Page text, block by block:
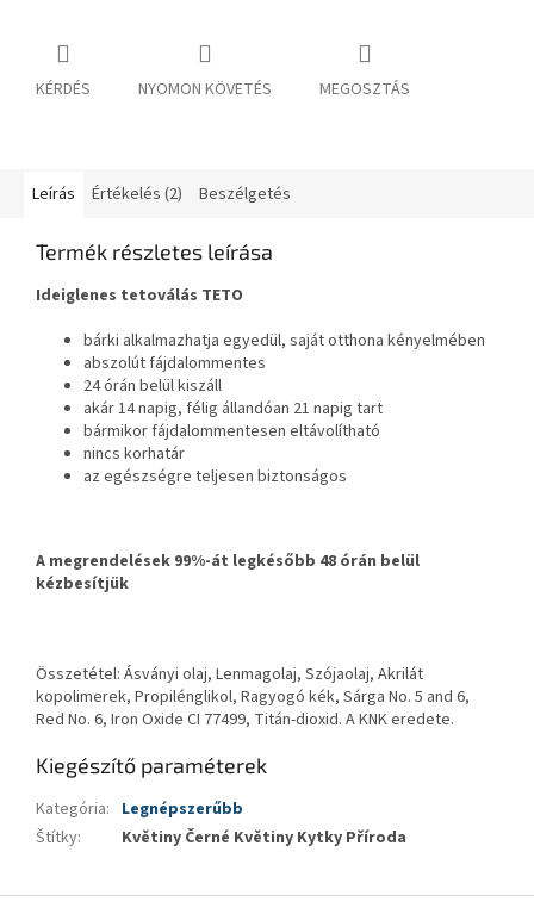
KÉRDÉS NYOMON KÖVETÉS MEGOSZTÁS
Leírás Értékelés (2) Beszélgetés
Termék részletes leírása
Ideiglenes tetoválás TETO
bárki alkalmazhatja egyedül, saját otthona kényelmében
abszolút fájdalommentes
24 órán belül kiszáll
akár 14 napig, félig állandóan 21 napig tart
bármikor fájdalommentesen eltávolítható
nincs korhatár
az egészségre teljesen biztonságos
A megrendelések 99%-át legkésőbb 48 órán belül
kézbesítjük
Összetétel: Ásványi olaj, Lenmagolaj, Szójaolaj, Akrilát
kopolimerek, Propilénglikol, Ragyogó kék, Sárga No. 5 and 6,
Red No. 6, Iron Oxide CI 77499, Titán-dioxid. A KNK eredete.
Kiegészítő paraméterek
Kategória: Legnépszerűbb
Štítky: Květiny Černé Květiny Kytky Příroda